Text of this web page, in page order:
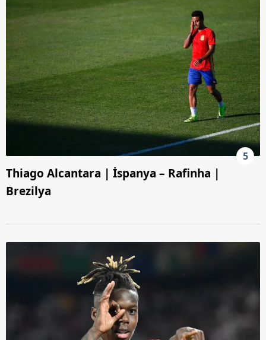
5
Thiago Alcantara | İspanya – Rafinha |
Brezilya